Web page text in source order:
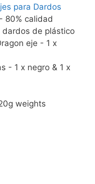
para Dardos
80% calidad
dardos de plástico
eje - 1 x
- 1 x negro & 1 x
weights